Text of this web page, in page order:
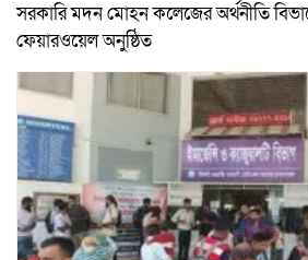
সরকারি মদন মোহন কলেজের অর্থনীতি
ফেয়ারওয়েল অনুষ্ঠিত